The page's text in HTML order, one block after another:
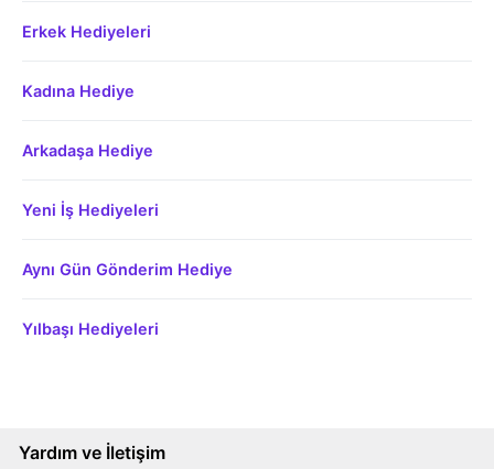
Erkek Hediyeleri
Kadına Hediye
Arkadaşa Hediye
Yeni İş Hediyeleri
Aynı Gün Gönderim Hediye
Yılbaşı Hediyeleri
Yardım ve İletişim